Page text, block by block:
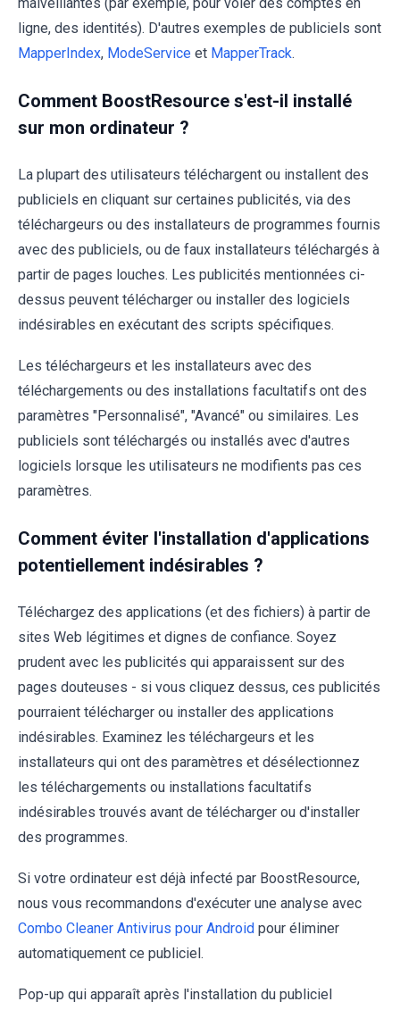
ligne, des identités). D'autres exemples de publiciels sont
MapperIndex, ModeService et MapperTrack.
Comment BoostResource s'est-il installé
sur mon ordinateur ?
La plupart des utilisateurs téléchargent ou installent des
publiciels en cliquant sur certaines publicités, via des
téléchargeurs ou des installateurs de programmes fournis
avec des publiciels, ou de faux installateurs téléchargés à
partir de pages louches. Les publicités mentionnées ci-
dessus peuvent télécharger ou installer des logiciels
indésirables en exécutant des scripts spécifiques.
Les téléchargeurs et les installateurs avec des
téléchargements ou des installations facultatifs ont des
paramètres "Personnalisé", "Avancé" ou similaires. Les
publiciels sont téléchargés ou installés avec d'autres
logiciels lorsque les utilisateurs ne modifients pas ces
paramètres.
Comment éviter l'installation d'applications
potentiellement indésirables ?
Téléchargez des applications (et des fichiers) à partir de
sites Web légitimes et dignes de confiance. Soyez
prudent avec les publicités qui apparaissent sur des
pages douteuses - si vous cliquez dessus, ces publicités
pourraient télécharger ou installer des applications
indésirables. Examinez les téléchargeurs et les
installateurs qui ont des paramètres et désélectionnez
les téléchargements ou installations facultatifs
indésirables trouvés avant de télécharger ou d'installer
des programmes.
Si votre ordinateur est déjà infecté par BoostResource,
nous vous recommandons d'exécuter une analyse avec
Combo Cleaner Antivirus pour Android pour éliminer
automatiquement ce publiciel.
Pop-up qui apparaît après l'installation du publiciel